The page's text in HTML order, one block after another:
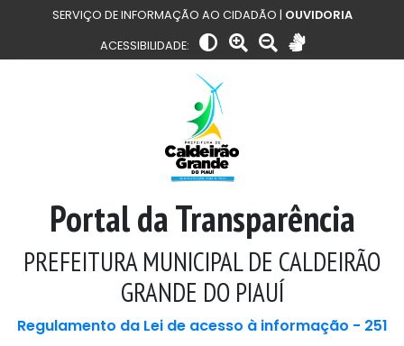
SERVIÇO DE INFORMAÇÃO AO CIDADÃO | OUVIDORIA
ACESSIBILIDADE:
Portal da Transparência
PREFEITURA MUNICIPAL DE CALDEIRÃO
GRANDE DO PIAUÍ
Regulamento da Lei de acesso à informação - 251